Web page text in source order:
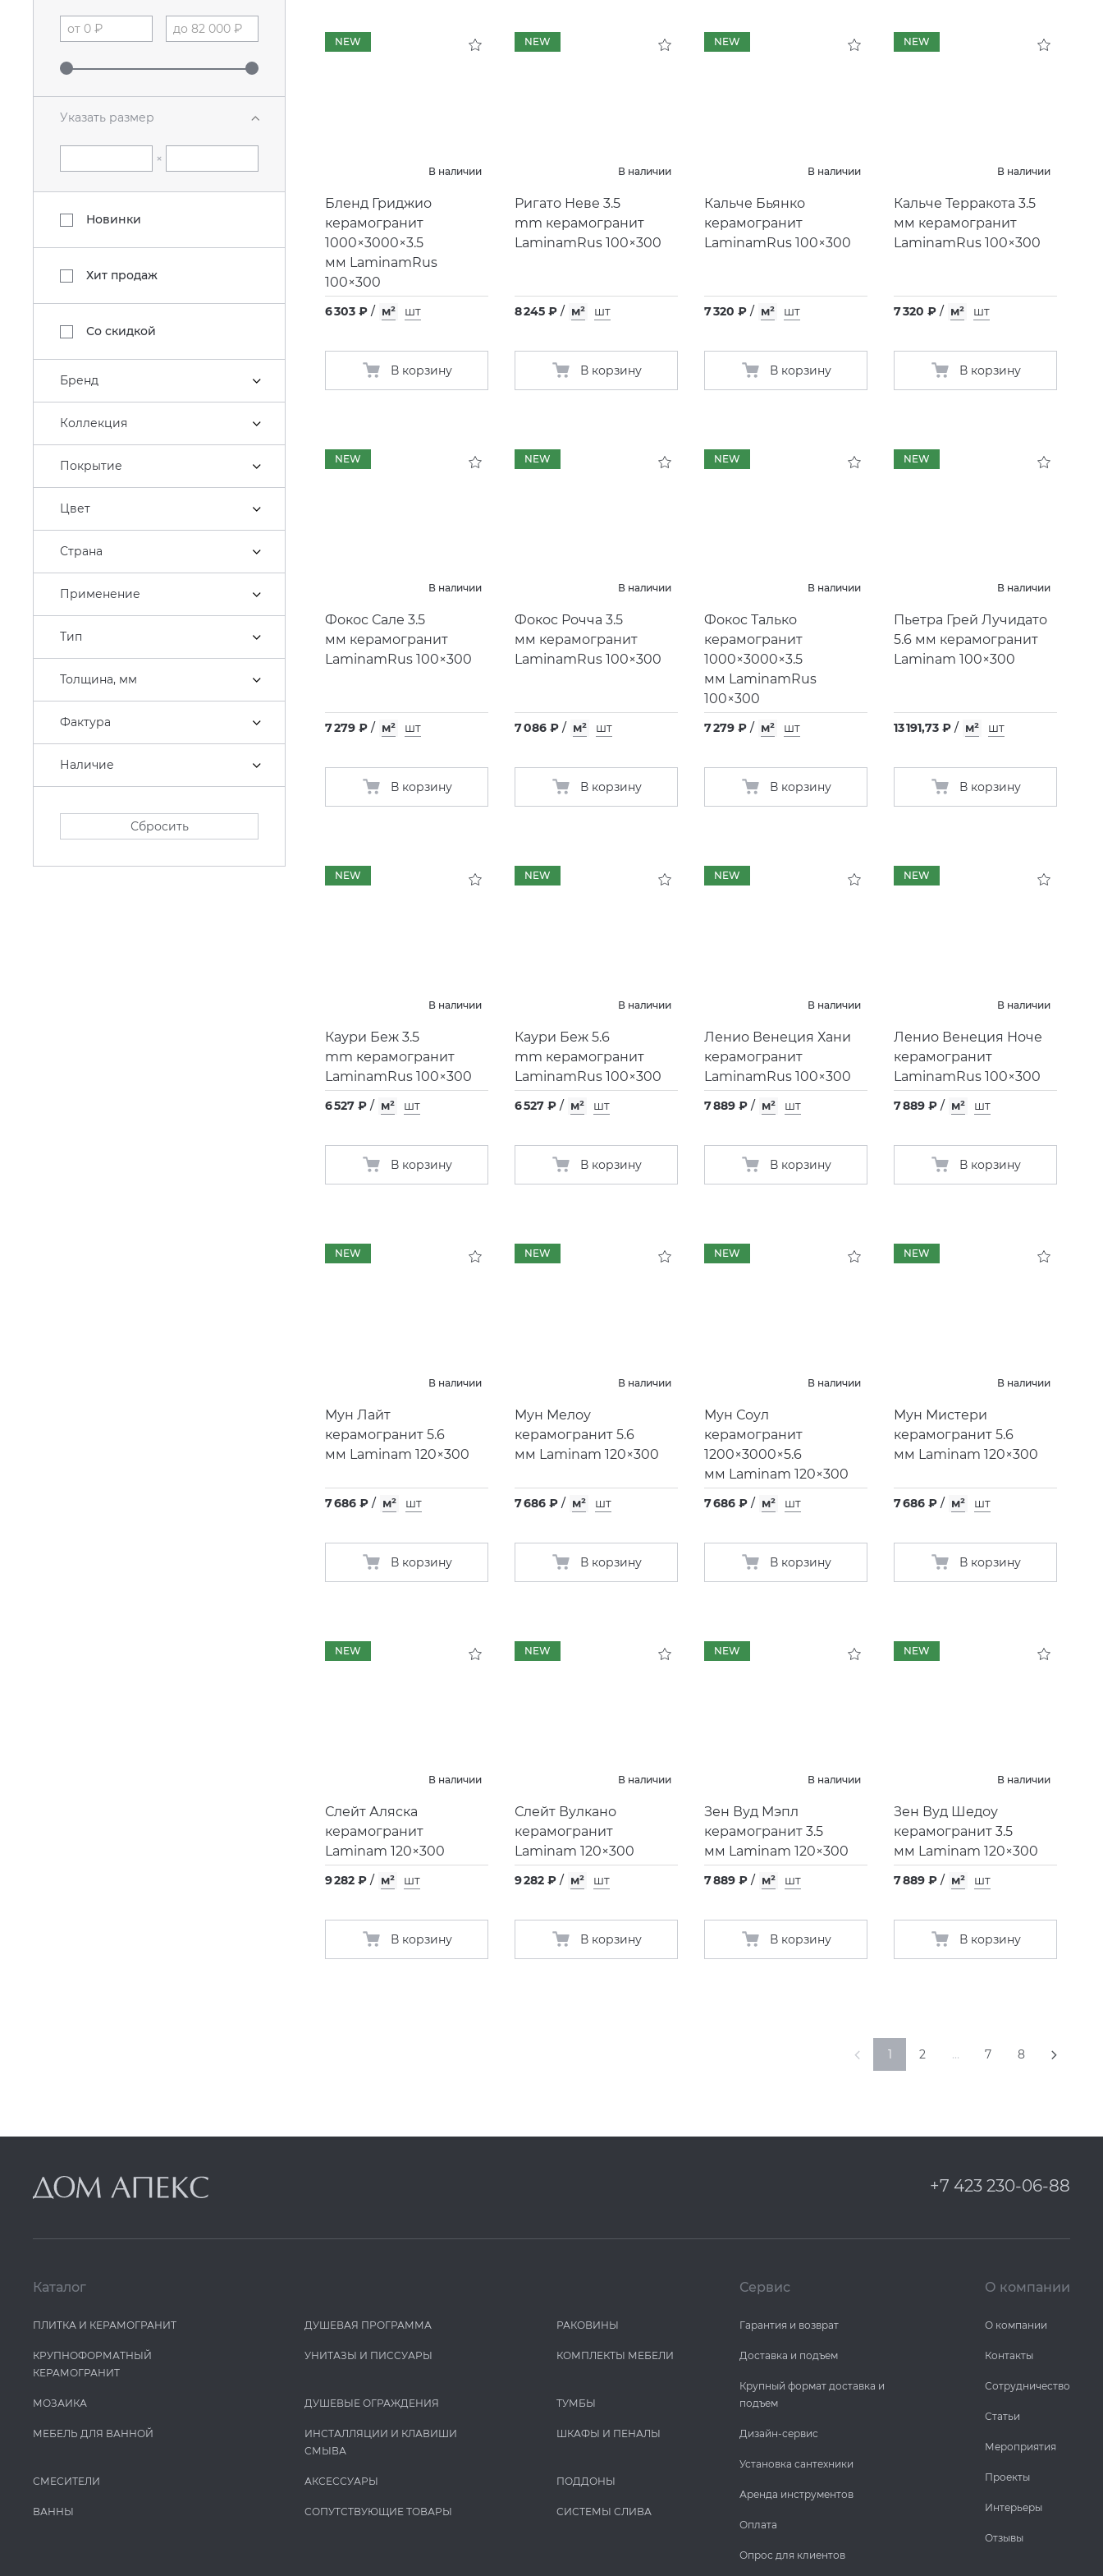
Указать размер
×
Новинки
Хит продаж
Со скидкой
Бренд
Коллекция
Покрытие
Цвет
Страна
Применение
Тип
Толщина, мм
Фактура
Наличие
Сбросить
NEW
В наличии
Бленд Гриджио
керамогранит
1000×3000×3.5
мм LaminamRus
100×300
6 303 ₽ / м² шт
В корзину
NEW
В наличии
Ригато Неве 3.5
mm керамогранит
LaminamRus 100×300
8 245 ₽ / м² шт
В корзину
NEW
В наличии
Кальче Бьянко
керамогранит
LaminamRus 100×300
7 320 ₽ / м² шт
В корзину
NEW
В наличии
Кальче Терракота 3.5
мм керамогранит
LaminamRus 100×300
7 320 ₽ / м² шт
В корзину
NEW
В наличии
Фокос Сале 3.5
мм керамогранит
LaminamRus 100×300
7 279 ₽ / м² шт
В корзину
NEW
В наличии
Фокос Рочча 3.5
мм керамогранит
LaminamRus 100×300
7 086 ₽ / м² шт
В корзину
NEW
В наличии
Фокос Талько
керамогранит
1000×3000×3.5
мм LaminamRus
100×300
7 279 ₽ / м² шт
В корзину
NEW
В наличии
Пьетра Грей Лучидато
5.6 мм керамогранит
Laminam 100×300
13 191,73 ₽ / м² шт
В корзину
NEW
В наличии
Каури Беж 3.5
mm керамогранит
LaminamRus 100×300
6 527 ₽ / м² шт
В корзину
NEW
В наличии
Каури Беж 5.6
mm керамогранит
LaminamRus 100×300
6 527 ₽ / м² шт
В корзину
NEW
В наличии
Ленио Венеция Хани
керамогранит
LaminamRus 100×300
7 889 ₽ / м² шт
В корзину
NEW
В наличии
Ленио Венеция Ноче
керамогранит
LaminamRus 100×300
7 889 ₽ / м² шт
В корзину
NEW
В наличии
Мун Лайт
керамогранит 5.6
мм Laminam 120×300
7 686 ₽ / м² шт
В корзину
NEW
В наличии
Мун Мелоу
керамогранит 5.6
мм Laminam 120×300
7 686 ₽ / м² шт
В корзину
NEW
В наличии
Мун Соул
керамогранит
1200×3000×5.6
мм Laminam 120×300
7 686 ₽ / м² шт
В корзину
NEW
В наличии
Мун Мистери
керамогранит 5.6
мм Laminam 120×300
7 686 ₽ / м² шт
В корзину
NEW
В наличии
Слейт Аляска
керамогранит
Laminam 120×300
9 282 ₽ / м² шт
В корзину
NEW
В наличии
Слейт Вулкано
керамогранит
Laminam 120×300
9 282 ₽ / м² шт
В корзину
NEW
В наличии
Зен Вуд Мэпл
керамогранит 3.5
мм Laminam 120×300
7 889 ₽ / м² шт
В корзину
NEW
В наличии
Зен Вуд Шедоу
керамогранит 3.5
мм Laminam 120×300
7 889 ₽ / м² шт
В корзину
1 2 … 7 8
+7 423 230-06-88
Каталог
ПЛИТКА И КЕРАМОГРАНИТ
КРУПНОФОРМАТНЫЙ
КЕРАМОГРАНИТ
МОЗАИКА
МЕБЕЛЬ ДЛЯ ВАННОЙ
СМЕСИТЕЛИ
ВАННЫ
ДУШЕВАЯ ПРОГРАММА
УНИТАЗЫ И ПИCCУАРЫ
ДУШЕВЫЕ ОГРАЖДЕНИЯ
ИНСТАЛЛЯЦИИ И КЛАВИШИ
СМЫВА
АКСЕССУАРЫ
СОПУТСТВУЮЩИЕ ТОВАРЫ
РАКОВИНЫ
КОМПЛЕКТЫ МЕБЕЛИ
ТУМБЫ
ШКАФЫ И ПЕНАЛЫ
ПОДДОНЫ
СИСТЕМЫ СЛИВА
Сервис
Гарантия и возврат
Доставка и подъем
Крупный формат доставка и
подъем
Дизайн-сервис
Установка сантехники
Аренда инструментов
Оплата
Опрос для клиентов
О компании
О компании
Контакты
Сотрудничество
Статьи
Мероприятия
Проекты
Интерьеры
Отзывы